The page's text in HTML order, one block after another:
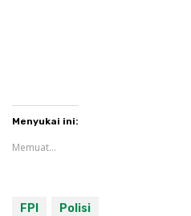
Menyukai ini:
Memuat...
FPI Polisi